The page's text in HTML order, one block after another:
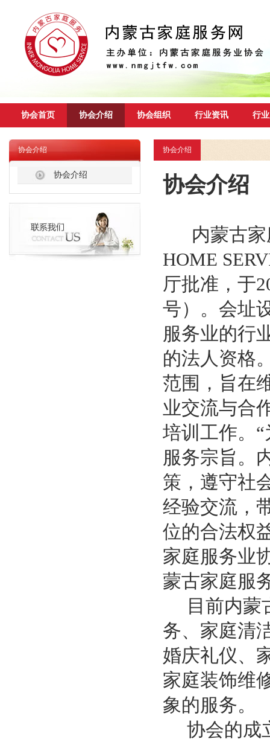
协会首页 协会介绍 协会组织 行业资讯 行
协会介绍
协会介绍
协会介绍
协会介绍
内蒙古家
HOME
厅批准，于
号）。会址
服务业的行
的法人资格
范围，旨在
业交流与合
培训工作。
服务宗旨。
策，遵守社
经验交流，
位的合法权
家庭服务业
蒙古家庭服
目前内蒙
务、家庭清
婚庆礼仪、
家庭装饰维
象的服务。
协会的成